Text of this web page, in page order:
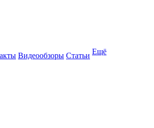
Видеообзоры Статьи Ещё